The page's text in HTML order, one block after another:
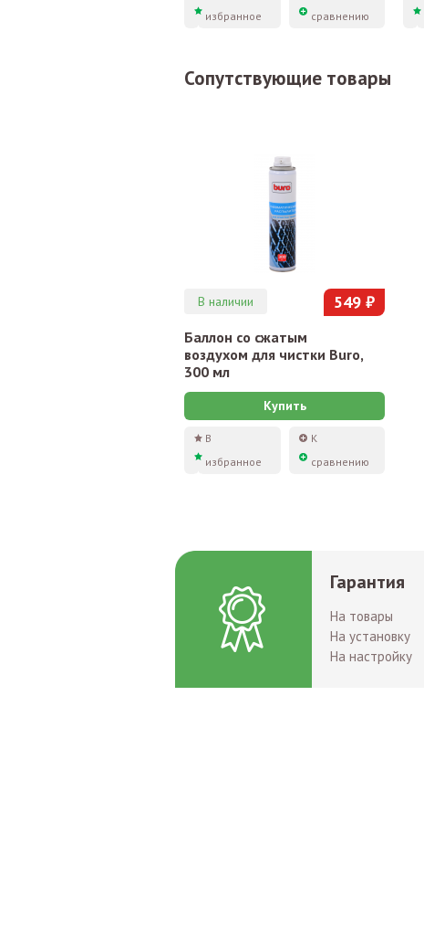
избранное
сравнению
Сопутствующие товары
В наличии 549 ₽
Баллон со сжатым
воздухом для чистки Buro,
300 мл
Купить
В
избранное
К
сравнению
Гарантия
На товары
На установку
На настройку